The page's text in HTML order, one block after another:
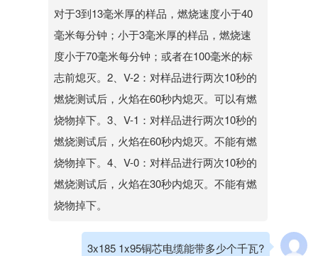
对于3到13毫米厚的样品，燃烧速度小于40
毫米每分钟；小于3毫米厚的样品，燃烧速
度小于70毫米每分钟；或者在100毫米的标
志前熄灭。2、V-2：对样品进行两次10秒的
燃烧测试后，火焰在60秒内熄灭。可以有燃
烧物掉下。3、V-1：对样品进行两次10秒的
燃烧测试后，火焰在60秒内熄灭。不能有燃
烧物掉下。4、V-0：对样品进行两次10秒的
燃烧测试后，火焰在30秒内熄灭。不能有燃
烧物掉下。
3x185 1x95铜芯电缆能带多少个千瓦?